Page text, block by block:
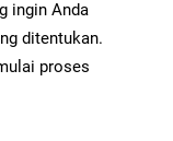
ingin Anda
ditentukan.
proses